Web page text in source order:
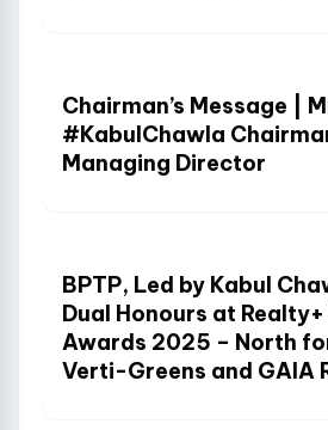
Chairman’s Message |
#KabulChawla
Managing Director
BPTP, Led by Kabul
Dual Honours at
Awards 2025 – North
Verti-Greens and GAIA